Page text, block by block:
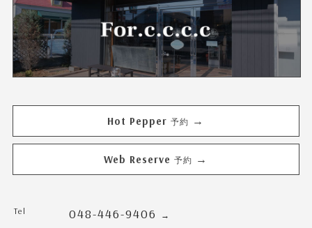
Hot Pepper 予約 →
Web Reserve 予約 →
Tel 048-446-9406 →